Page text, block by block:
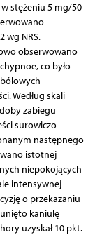
stężeniu 5 mg/50
wg NRS.
obserwowano
co było
Według skali
zabiegu
surowiczo-
następnego
istotnej
niepokojących
intensywnej
o przekazaniu
kaniulę
uzyskał 10 pkt.